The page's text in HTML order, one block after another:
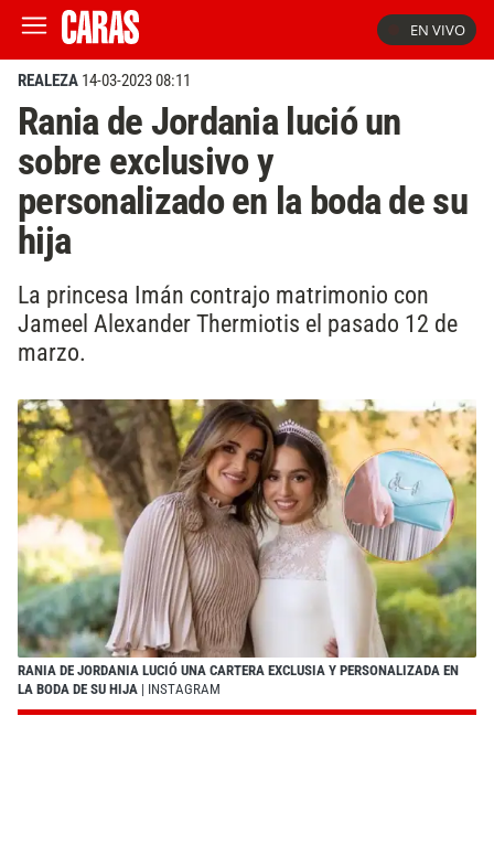
EN VIVO
REALEZA 14-03-2023 08:11
Rania de Jordania lució un
sobre exclusivo y
personalizado en la boda de su
hija
La princesa Imán contrajo matrimonio con
Jameel Alexander Thermiotis el pasado 12 de
marzo.
RANIA DE JORDANIA LUCIÓ UNA CARTERA EXCLUSIA Y PERSONALIZADA EN
LA BODA DE SU HIJA | INSTAGRAM